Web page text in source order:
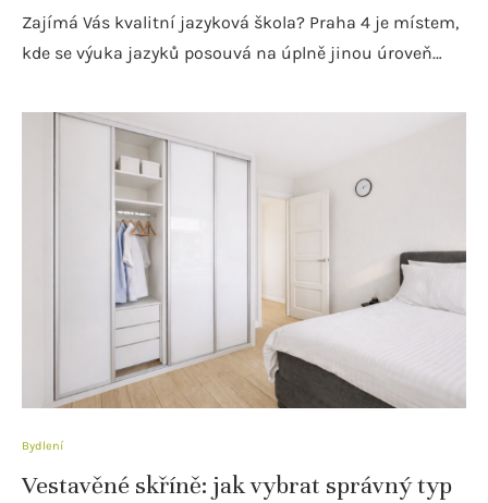
Zajímá Vás kvalitní jazyková škola? Praha 4 je místem,
kde se výuka jazyků posouvá na úplně jinou úroveň…
Bydlení
Vestavěné skříně: jak vybrat správný typ